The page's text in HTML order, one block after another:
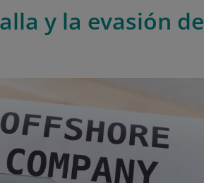
y la evasión de